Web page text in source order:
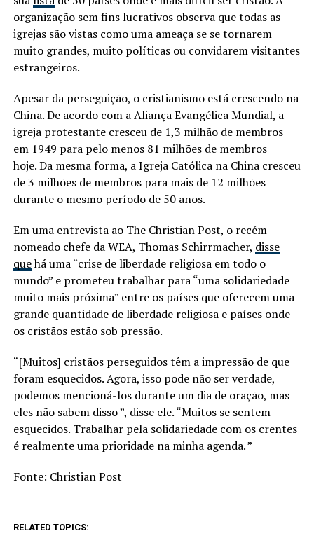
organização sem fins lucrativos observa que todas as
igrejas são vistas como uma ameaça se se tornarem
muito grandes, muito políticas ou convidarem visitantes
estrangeiros.
Apesar da perseguição, o cristianismo está crescendo na
China. De acordo com a Aliança Evangélica Mundial, a
igreja protestante cresceu de 1,3 milhão de membros
em 1949 para pelo menos 81 milhões de membros
hoje. Da mesma forma, a Igreja Católica na China cresceu
de 3 milhões de membros para mais de 12 milhões
durante o mesmo período de 50 anos.
Em uma entrevista ao The Christian Post, o recém-
nomeado chefe da WEA, Thomas Schirrmacher, disse
quehá uma “crise de liberdade religiosa em todo o
mundo” e prometeu trabalhar para “uma solidariedade
muito mais próxima” entre os países que oferecem uma
grande quantidade de liberdade religiosa e países onde
os cristãos estão sob pressão.
“[Muitos] cristãos perseguidos têm a impressão de que
foram esquecidos. Agora, isso pode não ser verdade,
podemos mencioná-los durante um dia de oração, mas
eles não sabem disso ”, disse ele. “Muitos se sentem
esquecidos. Trabalhar pela solidariedade com os crentes
é realmente uma prioridade na minha agenda. ”
Fonte: Christian Post
RELATED TOPICS: